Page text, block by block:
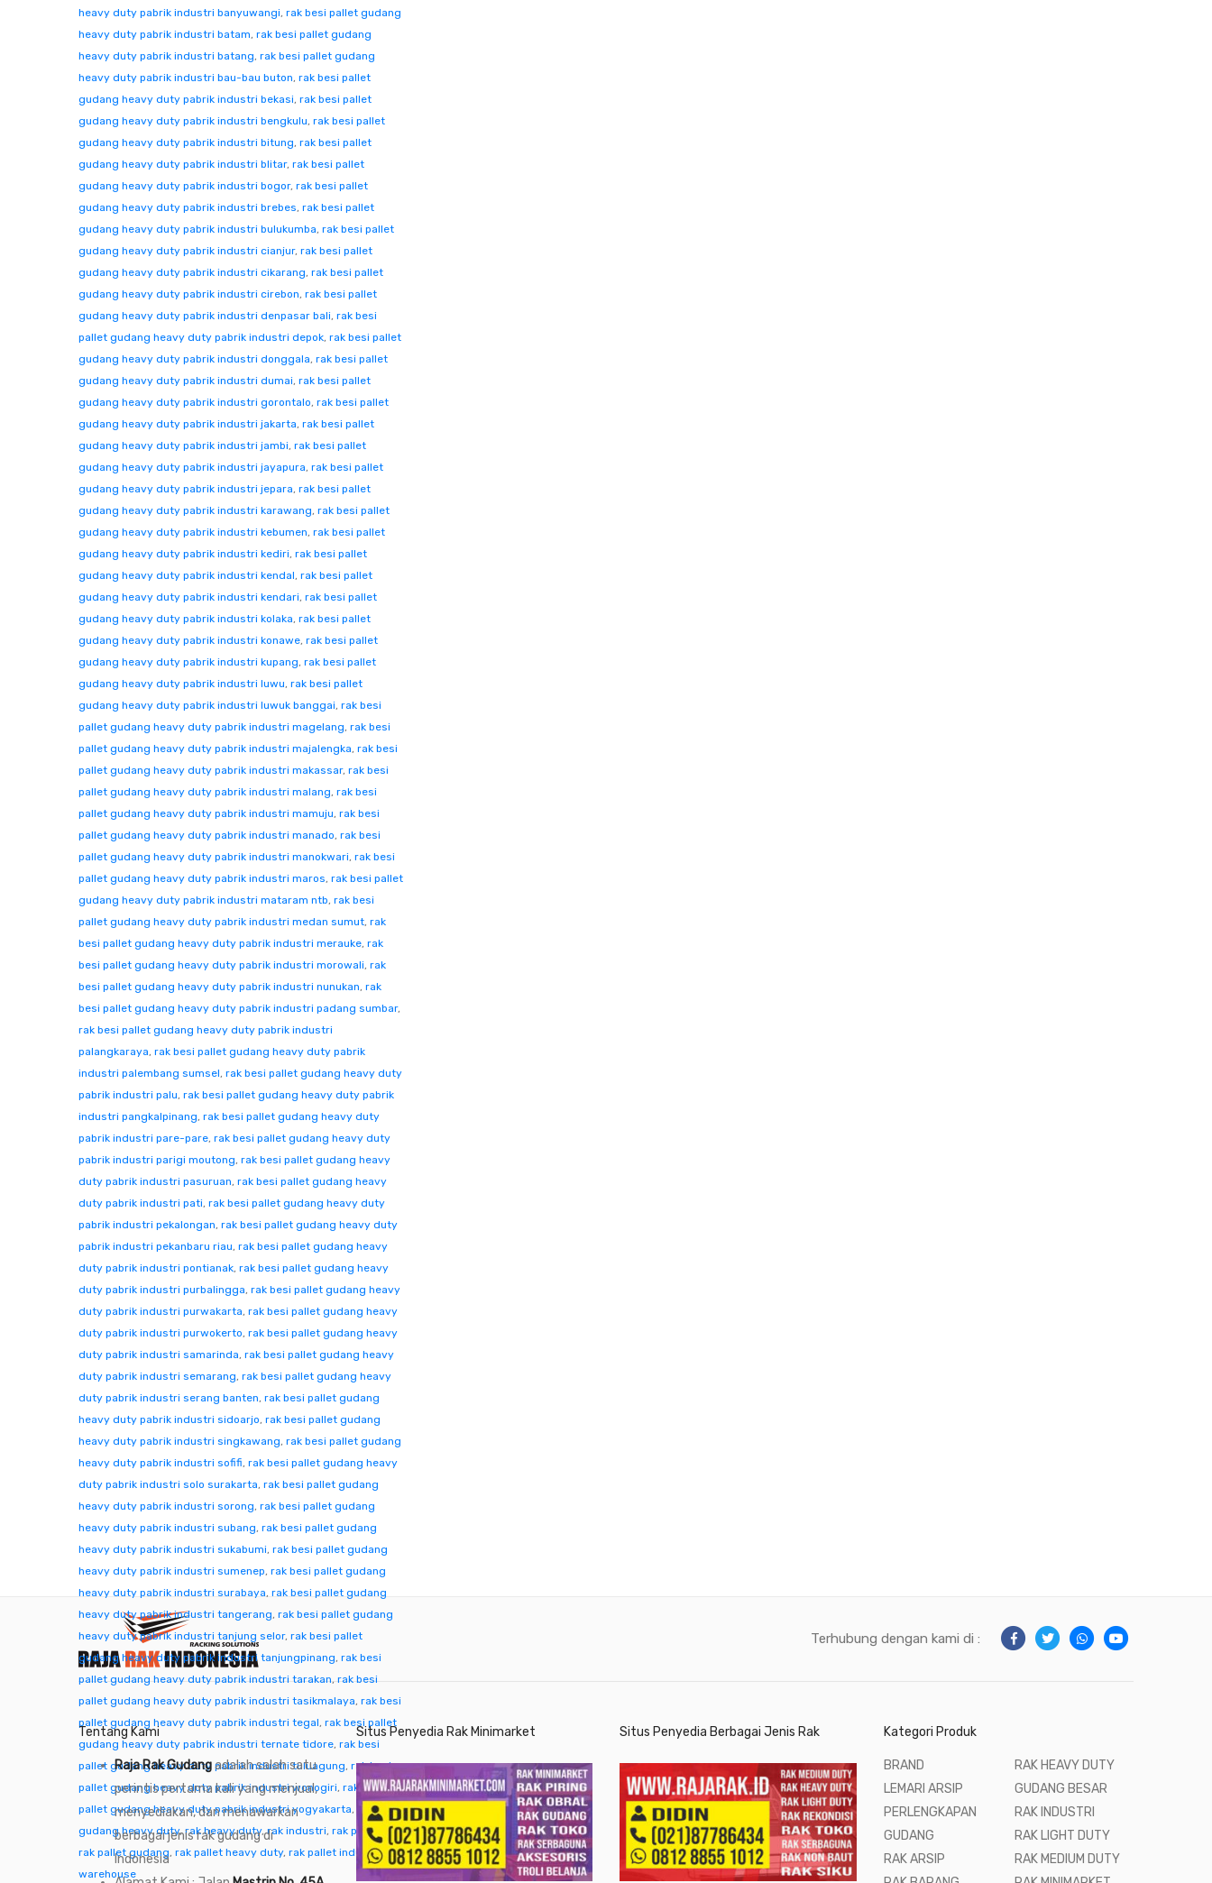
heavy duty pabrik industri banyuwangi, rak besi pallet gudang
heavy duty pabrik industri batam, rak besi pallet gudang
heavy duty pabrik industri batang, rak besi pallet gudang
heavy duty pabrik industri bau-bau buton, rak besi pallet
gudang heavy duty pabrik industri bekasi, rak besi pallet
gudang heavy duty pabrik industri bengkulu, rak besi pallet
gudang heavy duty pabrik industri bitung, rak besi pallet
gudang heavy duty pabrik industri blitar, rak besi pallet
gudang heavy duty pabrik industri bogor, rak besi pallet
gudang heavy duty pabrik industri brebes, rak besi pallet
gudang heavy duty pabrik industri bulukumba, rak besi pallet
gudang heavy duty pabrik industri cianjur, rak besi pallet
gudang heavy duty pabrik industri cikarang, rak besi pallet
gudang heavy duty pabrik industri cirebon, rak besi pallet
gudang heavy duty pabrik industri denpasar bali, rak besi
pallet gudang heavy duty pabrik industri depok, rak besi pallet
gudang heavy duty pabrik industri donggala, rak besi pallet
gudang heavy duty pabrik industri dumai, rak besi pallet
gudang heavy duty pabrik industri gorontalo, rak besi pallet
gudang heavy duty pabrik industri jakarta, rak besi pallet
gudang heavy duty pabrik industri jambi, rak besi pallet
gudang heavy duty pabrik industri jayapura, rak besi pallet
gudang heavy duty pabrik industri jepara, rak besi pallet
gudang heavy duty pabrik industri karawang, rak besi pallet
gudang heavy duty pabrik industri kebumen, rak besi pallet
gudang heavy duty pabrik industri kediri, rak besi pallet
gudang heavy duty pabrik industri kendal, rak besi pallet
gudang heavy duty pabrik industri kendari, rak besi pallet
gudang heavy duty pabrik industri kolaka, rak besi pallet
gudang heavy duty pabrik industri konawe, rak besi pallet
gudang heavy duty pabrik industri kupang, rak besi pallet
gudang heavy duty pabrik industri luwu, rak besi pallet
gudang heavy duty pabrik industri luwuk banggai, rak besi
pallet gudang heavy duty pabrik industri magelang, rak besi
pallet gudang heavy duty pabrik industri majalengka, rak besi
pallet gudang heavy duty pabrik industri makassar, rak besi
pallet gudang heavy duty pabrik industri malang, rak besi
pallet gudang heavy duty pabrik industri mamuju, rak besi
pallet gudang heavy duty pabrik industri manado, rak besi
pallet gudang heavy duty pabrik industri manokwari, rak besi
pallet gudang heavy duty pabrik industri maros, rak besi pallet
gudang heavy duty pabrik industri mataram ntb, rak besi
pallet gudang heavy duty pabrik industri medan sumut, rak
besi pallet gudang heavy duty pabrik industri merauke, rak
besi pallet gudang heavy duty pabrik industri morowali, rak
besi pallet gudang heavy duty pabrik industri nunukan, rak
besi pallet gudang heavy duty pabrik industri padang sumbar,
rak besi pallet gudang heavy duty pabrik industri
palangkaraya, rak besi pallet gudang heavy duty pabrik
industri palembang sumsel, rak besi pallet gudang heavy duty
pabrik industri palu, rak besi pallet gudang heavy duty pabrik
industri pangkalpinang, rak besi pallet gudang heavy duty
pabrik industri pare-pare, rak besi pallet gudang heavy duty
pabrik industri parigi moutong, rak besi pallet gudang heavy
duty pabrik industri pasuruan, rak besi pallet gudang heavy
duty pabrik industri pati, rak besi pallet gudang heavy duty
pabrik industri pekalongan, rak besi pallet gudang heavy duty
pabrik industri pekanbaru riau, rak besi pallet gudang heavy
duty pabrik industri pontianak, rak besi pallet gudang heavy
duty pabrik industri purbalingga, rak besi pallet gudang heavy
duty pabrik industri purwakarta, rak besi pallet gudang heavy
duty pabrik industri purwokerto, rak besi pallet gudang heavy
duty pabrik industri samarinda, rak besi pallet gudang heavy
duty pabrik industri semarang, rak besi pallet gudang heavy
duty pabrik industri serang banten, rak besi pallet gudang
heavy duty pabrik industri sidoarjo, rak besi pallet gudang
heavy duty pabrik industri singkawang, rak besi pallet gudang
heavy duty pabrik industri sofifi, rak besi pallet gudang heavy
duty pabrik industri solo surakarta, rak besi pallet gudang
heavy duty pabrik industri sorong, rak besi pallet gudang
heavy duty pabrik industri subang, rak besi pallet gudang
heavy duty pabrik industri sukabumi, rak besi pallet gudang
heavy duty pabrik industri sumenep, rak besi pallet gudang
heavy duty pabrik industri surabaya, rak besi pallet gudang
heavy duty pabrik industri tangerang, rak besi pallet gudang
heavy duty pabrik industri tanjung selor, rak besi pallet
gudang heavy duty pabrik industri tanjungpinang, rak besi
pallet gudang heavy duty pabrik industri tarakan, rak besi
pallet gudang heavy duty pabrik industri tasikmalaya, rak besi
pallet gudang heavy duty pabrik industri tegal, rak besi pallet
gudang heavy duty pabrik industri ternate tidore, rak besi
pallet gudang heavy duty pabrik industri tuluagung, rak besi
pallet gudang heavy duty pabrik industri wonogiri, rak besi
pallet gudang heavy duty pabrik industri yogyakarta,
rak
gudang heavy duty,rak heavy duty,rak industri, rak pabrik
rak pallet gudang, rak pallet heavy duty, rak pallet industri, rak
warehouse
Terhubung dengan kami di :
Tentang Kami
Raja Rak Gudangadalah salah satu
perintis pertama kali yang menjual,
menyediakan, dan menawarkan
berbagai jenis rak gudang di
Indonesia
Situs Penyedia Rak Minimarket Situs Penyedia Berbagai Jenis Rak Kategori Produk
BRAND
LEMARI ARSIP
PERLENGKAPAN
GUDANG
RAK ARSIP
RAK HEAVY DUTY
GUDANG BESAR
RAK INDUSTRI
RAK LIGHT DUTY
RAK MEDIUM DUTY